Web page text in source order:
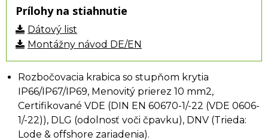
Prílohy na stiahnutie
Dátový list
Montážny návod DE/EN
Rozbočovacia krabica so stupňom krytia
IP66/IP67/IP69, Menovitý prierez 10 mm2,
Certifikované VDE (DIN EN 60670-1/-22 (VDE 0606-
1/-22)), DLG (odolnosť voči čpavku), DNV (Trieda:
Lode & offshore zariadenia).